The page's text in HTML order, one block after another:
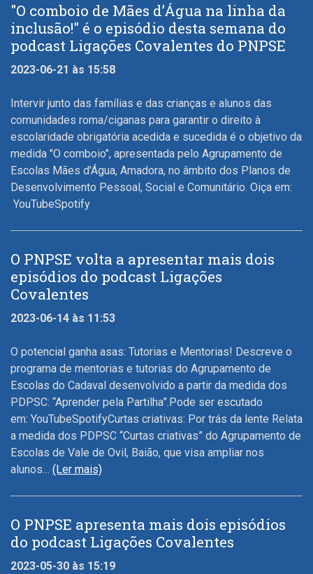
"O comboio de Mães d’Água na linha da
inclusão!" é o episódio desta semana do
podcast Ligações Covalentes do PNPSE
2023-06-21 às 15:58
Intervir junto das famílias e das crianças e alunos das
comunidades roma/ciganas para garantir o direito à
escolaridade obrigatória acedida e sucedida é o objetivo da
medida "O comboio", apresentada pelo Agrupamento de
Escolas Mães d'Água, Amadora, no âmbito dos Planos de
Desenvolvimento Pessoal, Social e Comunitário. Oiça em:
YouTubeSpotify
O PNPSE volta a apresentar mais dois
episódios do podcast Ligações
Covalentes
2023-06-14 às 11:53
O potencial ganha asas: Tutorias e Mentorias! Descreve o
programa de mentorias e tutorias do Agrupamento de
Escolas do Cadaval desenvolvido a partir da medida dos
PDPSC: “Aprender pela Partilha”.Pode ser escutado
em: YouTubeSpotifyCurtas criativas: Por trás da lente Relata
a medida dos PDPSC “Curtas criativas” do Agrupamento de
Escolas de Vale de Ovil, Baião, que visa ampliar nos
alunos… (Ler mais)
O PNPSE apresenta mais dois episódios
do podcast Ligações Covalentes
2023-05-30 às 15:19